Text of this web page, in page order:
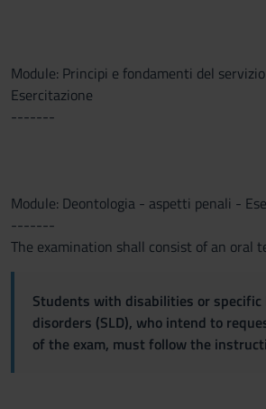
Module: Principi e fondamenti del
Esercitazione
-------
Module: Deontologia - aspetti penali -
-------
The examination shall consist of an oral
Students with disabilities or specific
disorders (SLD), who intend to
of the exam, must follow the